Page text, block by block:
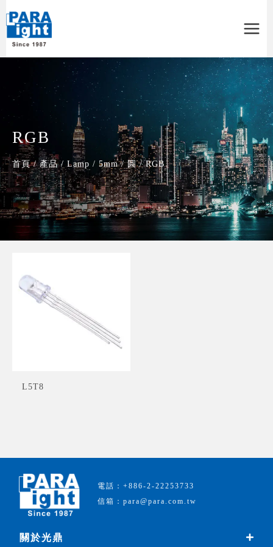
Menu
RGB
首頁 / 產品 / Lamp / 5mm / 圓 / RGB
L5T8
電話：+886-2-22253733
信箱：para@para.com.tw
關於光鼎